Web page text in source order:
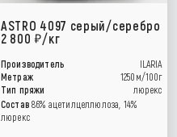
ASTRO 4097 серый/серебро
2 800 /кг
Производитель
ILARIA
Метраж
1250м/100г
Тип пряжи
люрекс
Состав 86% ацетилцеллюлоза, 14%
люрекс